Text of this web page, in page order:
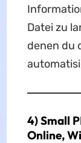
Datei zu
denen du
4) Small
Online,